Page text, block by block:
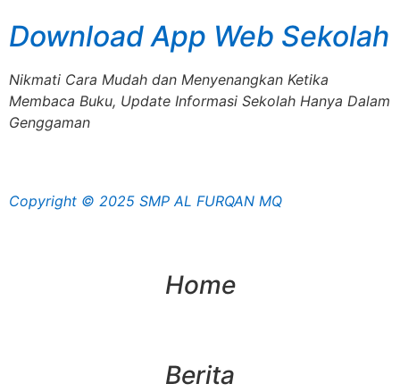
Download App Web Sekolah
Nikmati Cara Mudah dan Menyenangkan Ketika
Membaca Buku, Update Informasi Sekolah Hanya Dalam
Genggaman
Copyright © 2025 SMP AL FURQAN MQ
Home
Berita